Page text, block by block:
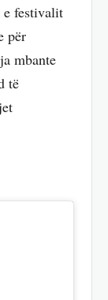
festivalit
për
mbante
të